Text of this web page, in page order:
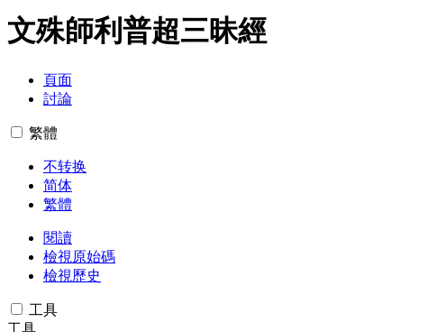
文殊師利普超三昧經
頁面
討論
繁體
不转换
简体
繁體
閱讀
檢視原始碼
檢視歷史
工具
工具